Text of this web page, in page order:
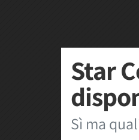
Star
Sì ma